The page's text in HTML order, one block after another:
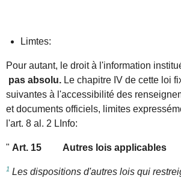
Limtes:
Pour autant, le droit à l'information
pas absolu. Le chapitre IV de cette loi
suivantes à l'accessibilité des
et documents officiels, limites
l'art. 8 al. 2 LInfo:
" Art. 15 Autres lois applicables
1 Les dispositions d'autres lois qui